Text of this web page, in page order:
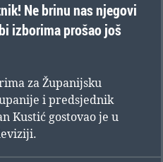
Ne brinu nas njegovi
izborima prošao još
za Županijsku
i predsjednik
Kustić gostovao je u